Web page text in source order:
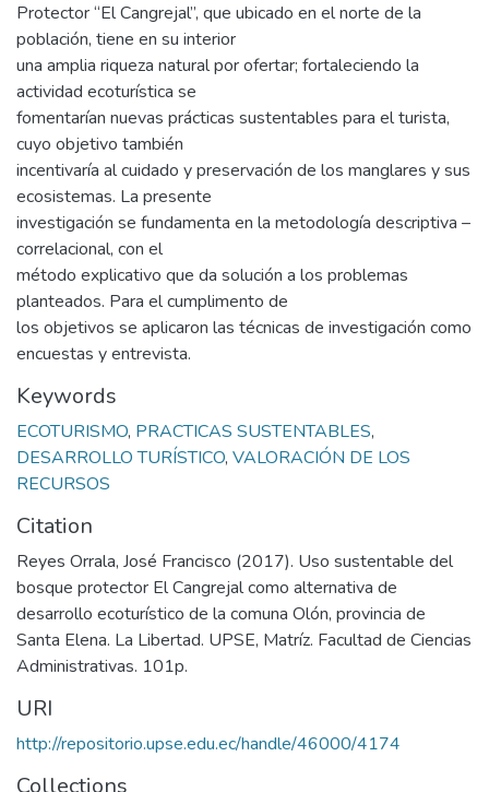
Protector “El Cangrejal”, que ubicado en el norte de la
población, tiene en su interior
una amplia riqueza natural por ofertar; fortaleciendo la
actividad ecoturística se
fomentarían nuevas prácticas sustentables para el turista,
cuyo objetivo también
incentivaría al cuidado y preservación de los manglares y sus
ecosistemas. La presente
investigación se fundamenta en la metodología descriptiva –
correlacional, con el
método explicativo que da solución a los problemas
planteados. Para el cumplimento de
los objetivos se aplicaron las técnicas de investigación como
encuestas y entrevista.
Keywords
ECOTURISMO, PRACTICAS SUSTENTABLES,
DESARROLLO TURÍSTICO, VALORACIÓN DE LOS
RECURSOS
Citation
Reyes Orrala, José Francisco (2017). Uso sustentable del
bosque protector El Cangrejal como alternativa de
desarrollo ecoturístico de la comuna Olón, provincia de
Santa Elena. La Libertad. UPSE, Matríz. Facultad de Ciencias
Administrativas. 101p.
URI
http://repositorio.upse.edu.ec/handle/46000/4174
Collections